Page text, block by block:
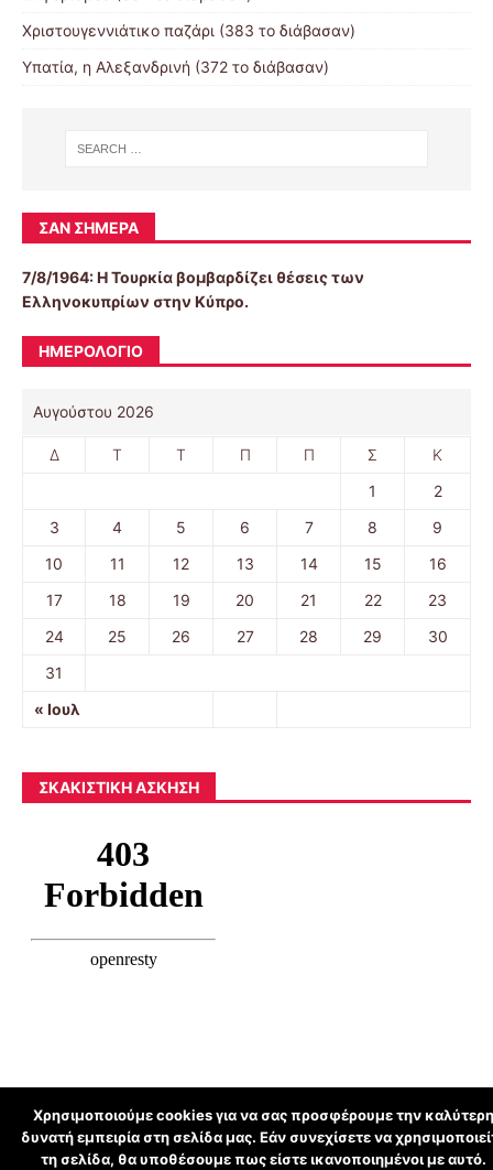
Χριστουγεννιάτικο παζάρι (383 το διάβασαν)
Υπατία, η Αλεξανδρινή (372 το διάβασαν)
ΣΑΝ ΣΉΜΕΡΑ
7/8/1964: Η Τουρκία βομβαρδίζει θέσεις των
Ελληνοκυπρίων στην Κύπρο.
ΗΜΕΡΟΛΌΓΙΟ
Αυγούστου 2026
Δ Τ Τ Π Π Σ Κ
« Ιουλ
1
2
3
4 5 6 7 8
9
10
11 12 13 14 15
16
17
18 19 20 21 22
23
24
25 26 27 28 29
30
31
ΣΚΑΚΙΣΤΙΚΉ ΆΣΚΗΣΗ
schoolpress.sch.gr
Χρησιμοποιούμε cookies για να σας προσφέρουμε την καλύτερη
δυνατή εμπειρία στη σελίδα μας. Εάν συνεχίσετε να
τη σελίδα, θα υποθέσουμε πως είστε ικανοποιημένοι με αυτό.